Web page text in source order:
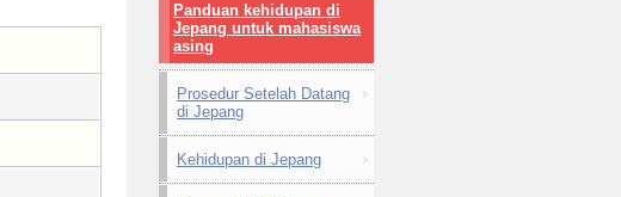
Panduan kehidupan di
Jepang untuk mahasiswa
asing
Prosedur Setelah Datang
di Jepang
Kehidupan di Jepang